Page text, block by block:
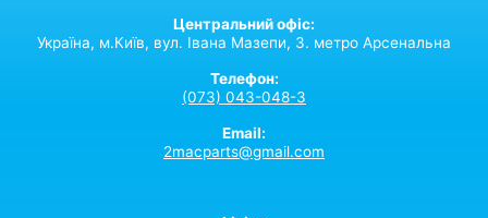
Центральний офіс:
Україна, м.Київ, вул. Івана Мазепи, 3. метро Арсенальна
Телефон:
(073) 043-048-3
Email:
2macparts@gmail.com